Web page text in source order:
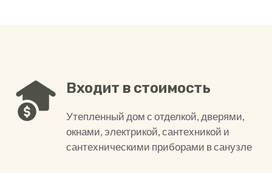
Входит в стоимость
Утепленный дом с отделкой, дверями,
окнами, электрикой, сантехникой и
сантехническими приборами в санузле